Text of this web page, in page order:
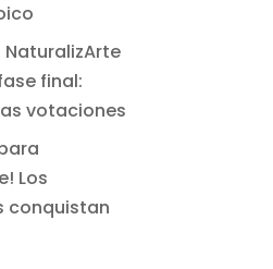
NaturalizArte
final:
votaciones
Los
conquistan